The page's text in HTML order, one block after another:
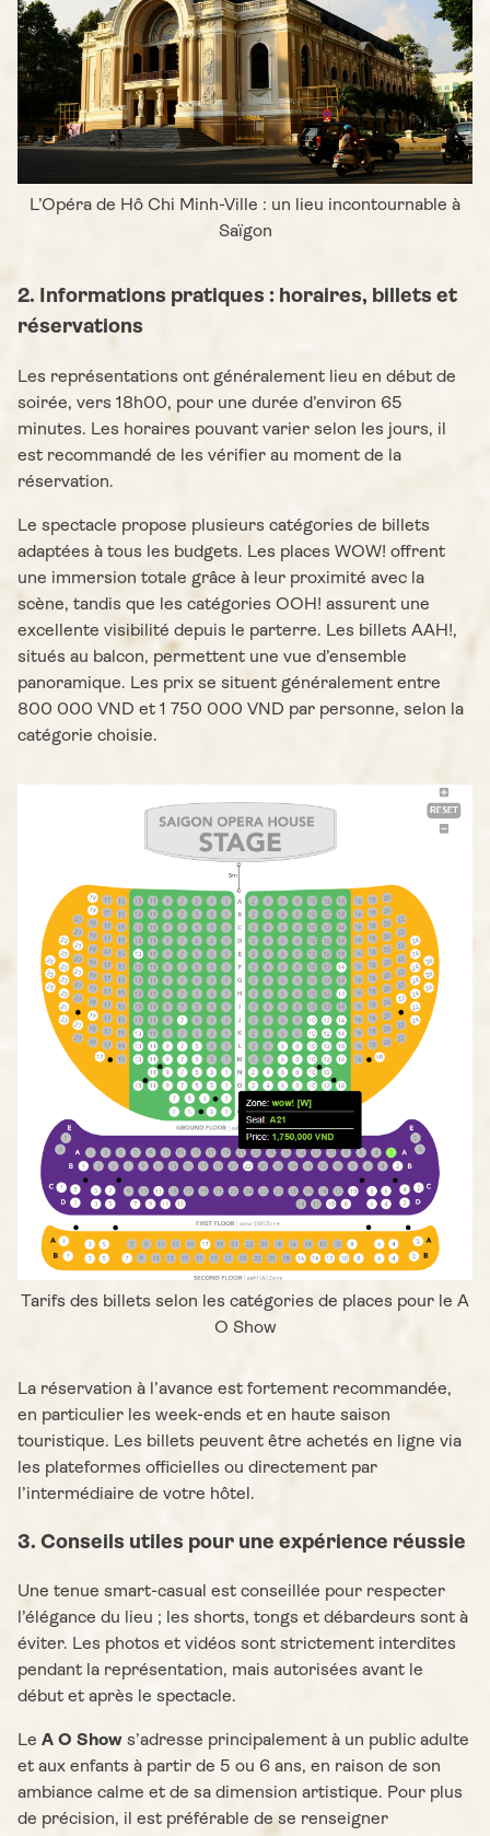
L’Opéra de Hô Chi Minh-Ville : un lieu incontournable à
Saïgon
2. Informations pratiques : horaires, billets et
réservations
Les représentations ont généralement lieu en début de
soirée, vers 18h00, pour une durée d’environ 65
minutes. Les horaires pouvant varier selon les jours, il
est recommandé de les vérifier au moment de la
réservation.
Le spectacle propose plusieurs catégories de billets
adaptées à tous les budgets. Les places WOW! offrent
une immersion totale grâce à leur proximité avec la
scène, tandis que les catégories OOH! assurent une
excellente visibilité depuis le parterre. Les billets AAH!,
situés au balcon, permettent une vue d’ensemble
panoramique. Les prix se situent généralement entre
800 000 VND et 1 750 000 VND par personne, selon la
catégorie choisie.
Tarifs des billets selon les catégories de places pour le A
O Show
La réservation à l’avance est fortement recommandée,
en particulier les week-ends et en haute saison
touristique. Les billets peuvent être achetés en ligne via
les plateformes officielles ou directement par
l’intermédiaire de votre hôtel.
3. Conseils utiles pour une expérience réussie
Une tenue smart-casual est conseillée pour respecter
l’élégance du lieu ; les shorts, tongs et débardeurs sont à
éviter. Les photos et vidéos sont strictement interdites
pendant la représentation, mais autorisées avant le
début et après le spectacle.
Le A O Show s’adresse principalement à un public adulte
et aux enfants à partir de 5 ou 6 ans, en raison de son
ambiance calme et de sa dimension artistique. Pour plus
de précision, il est préférable de se renseigner